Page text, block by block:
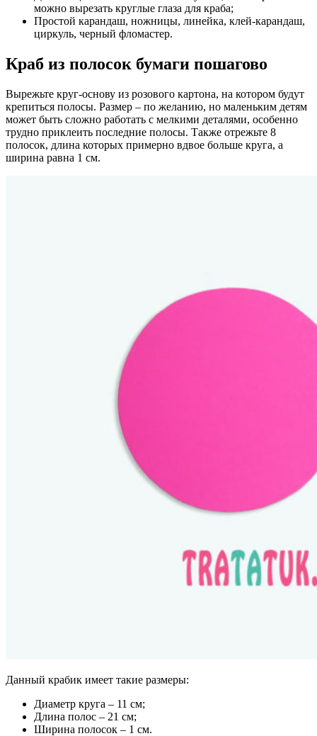
можно вырезать круглые глаза для краба;
Простой карандаш, ножницы, линейка, клей-карандаш,
циркуль, черный фломастер.
Краб из полосок бумаги пошагово
Вырежьте круг-основу из розового картона, на котором будут
крепиться полосы. Размер – по желанию, но маленьким детям
может быть сложно работать с мелкими деталями, особенно
трудно приклеить последние полосы. Также отрежьте 8
полосок, длина которых примерно вдвое больше круга, а
ширина равна 1 см.
Данный крабик имеет такие размеры:
Диаметр круга – 11 см;
Длина полос – 21 см;
Ширина полосок – 1 см.